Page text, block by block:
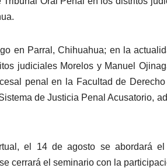
en Parral, Chihuahua; en la
judiciales Morelos y Manuel
penal en la Facultad de
de Justicia Penal Acusatorio,
el 14 de agosto se abordará el
cerrará el seminario con la